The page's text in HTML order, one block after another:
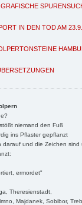
IN DEN TOD AM
niemand den Fuß
ins Pflaster gepflanzt
darauf und die Zeichen sind
ermordet"
Theresienstadt,
Majdanek, Sobibor,